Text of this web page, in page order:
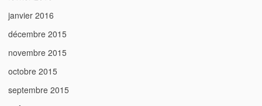
janvier 2016
décembre 2015
novembre 2015
octobre 2015
septembre 2015